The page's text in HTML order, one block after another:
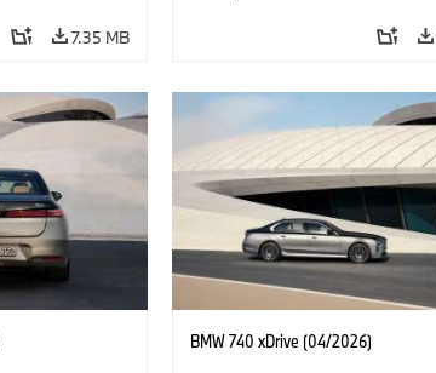
7.35 MB
BMW 740 xDrive (04/2026)